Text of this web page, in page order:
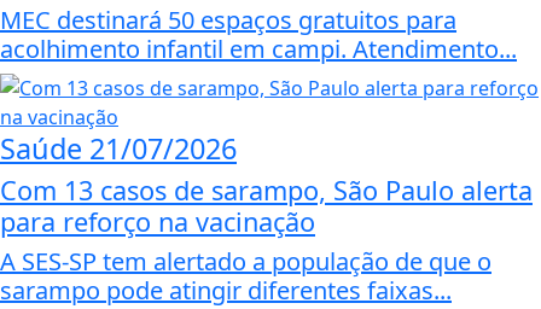
MEC destinará 50 espaços gratuitos para
acolhimento infantil em campi. Atendimento...
Saúde 21/07/2026
Com 13 casos de sarampo, São Paulo alerta
para reforço na vacinação
A SES-SP tem alertado a população de que o
sarampo pode atingir diferentes faixas...